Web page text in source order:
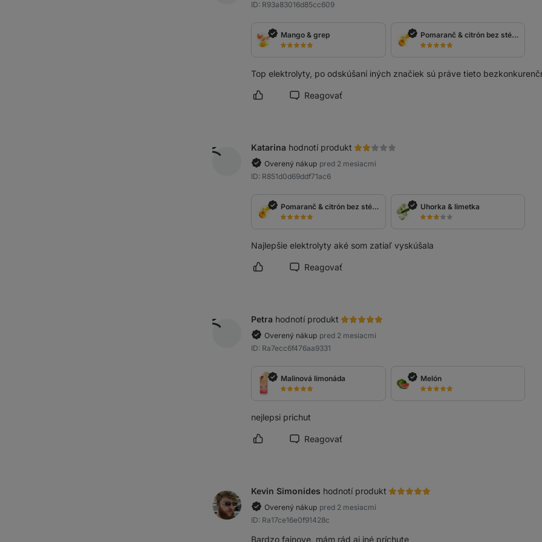
ID: R93a83016d85cc609
Mango & grep Pomaranč & citrón bez stévie
Top elektrolyty, po odskúšaní iných značiek sú práve tieto
Označiť recenziu ako prínosnú
Reagovať
Katarina hodnotí produkt
Overený nákup pred 2 mesiacmi
ID: R851d0d69ddf71ac6
Pomaranč & citrón bez stévie Uhorka & limetka
Najlepšie elektrolyty aké som zatiaľ vyskúšala
Označiť recenziu ako prínosnú
Reagovať
Petra hodnotí produkt
Overený nákup pred 2 mesiacmi
ID: Ra7ecc6f476aa9331
Malinová limonáda Melón
nejlepsi prichut
Označiť recenziu ako prínosnú
Reagovať
Kevin Simonides hodnotí produkt
Overený nákup pred 2 mesiacmi
ID: Ra17ce16e0f91428c
Bardzo fajnove, mám rád aj iné príchute